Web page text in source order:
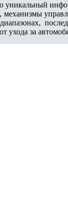
уникальный
механизмы
ухода за